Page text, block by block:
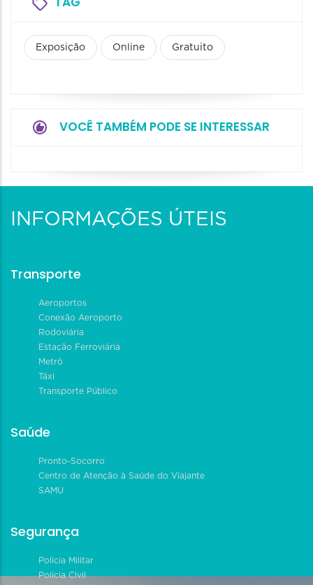
Exposição Online Gratuito
VOCÊ TAMBÉM PODE SE INTERESSAR
INFORMAÇÕES ÚTEIS
Transporte
Aeroportos
Conexão Aeroporto
Rodoviária
Estação Ferroviária
Metrô
Táxi
Transporte Público
Saúde
Pronto-Socorro
Centro de Atenção à Saúde do Viajante
SAMU
Segurança
Polícia Militar
Polícia Civil